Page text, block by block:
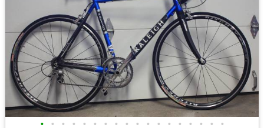
• • • • • • • • • • • • • • • • • •